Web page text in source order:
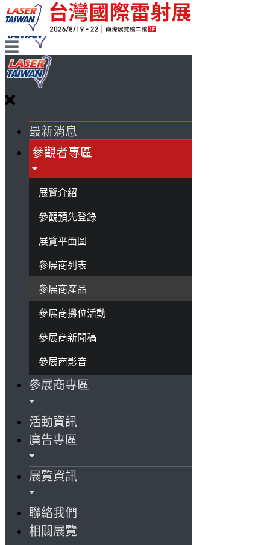
最新消息
參觀者專區
展覽介紹
參觀預先登錄
展覽平面圖
參展商列表
參展商產品
參展商攤位活動
參展商新聞稿
參展商影音
參展商專區
活動資訊
廣告專區
展覽資訊
聯絡我們
相關展覽